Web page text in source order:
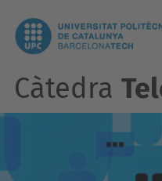
Càtedra